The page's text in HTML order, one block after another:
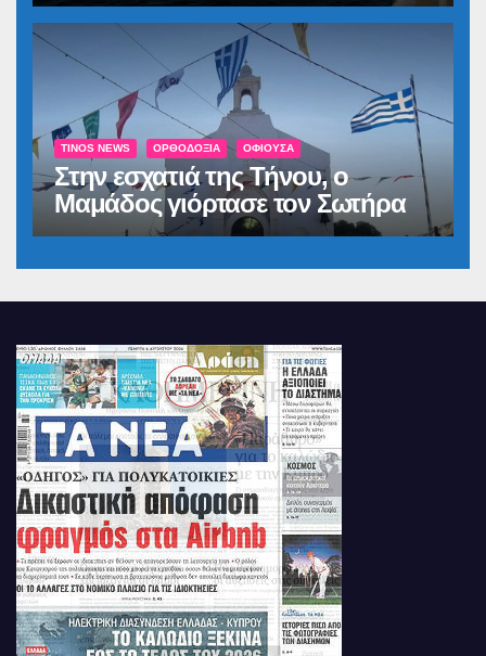
TINOS NEWS ΟΡΘΟΔΟΞΊΑ ΟΦΙΟΎΣΑ
Στην εσχατιά της Τήνου, ο
Μαμάδος γιόρτασε τον Σωτήρα